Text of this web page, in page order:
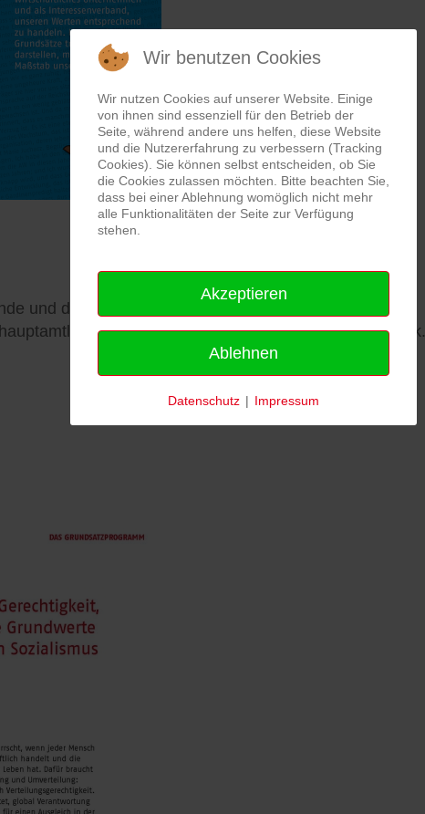
und den Unternehmensbereich gleichermaßen.
Mitarbeiter:innen sowie für das Jugendwerk.
Wir benutzen Cookies
Wir nutzen Cookies auf unserer Website. Einige
von ihnen sind essenziell für den Betrieb der
Seite, während andere uns helfen, diese Website
und die Nutzererfahrung zu verbessern (Tracking
Cookies). Sie können selbst entscheiden, ob Sie
die Cookies zulassen möchten. Bitte beachten Sie,
dass bei einer Ablehnung womöglich nicht mehr
alle Funktionalitäten der Seite zur Verfügung
stehen.
Akzeptieren
Ablehnen
Datenschutz | Impressum